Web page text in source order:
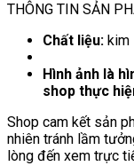
THÔNG TIN SẢN
Chất liệu: kim
Hình ảnh là
shop thực
Shop cam kết sản
nhiên tránh lầm
lòng đến xem trực